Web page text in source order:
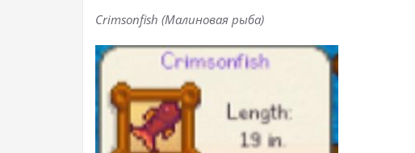
Crimsonfish (Малиновая рыба)